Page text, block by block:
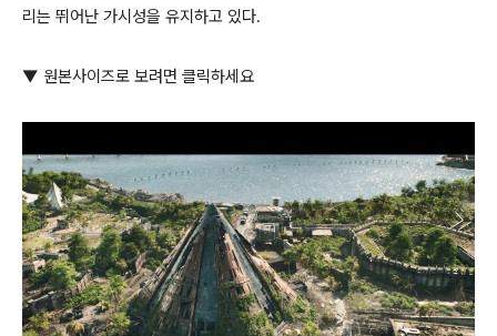
리는 뛰어난 가시성을 유지하고 있다.
▼ 원본사이즈로 보려면 클릭하세요